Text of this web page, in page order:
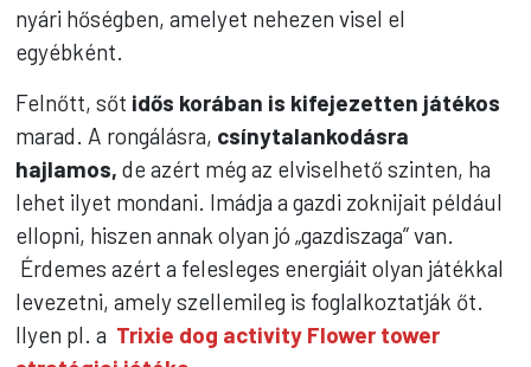
nyári hőségben, amelyet nehezen visel el
egyébként.
Felnőtt, sőt idős korában is kifejezetten játékos
marad. A rongálásra, csínytalankodásra
hajlamos, de azért még az elviselhető szinten, ha
lehet ilyet mondani. Imádja a gazdi zoknijait például
ellopni, hiszen annak olyan jó „gazdiszaga” van.
Érdemes azért a felesleges energiáit olyan játékkal
levezetni, amely szellemileg is foglalkoztatják őt.
Ilyen pl. a Trixie dog activity Flower tower